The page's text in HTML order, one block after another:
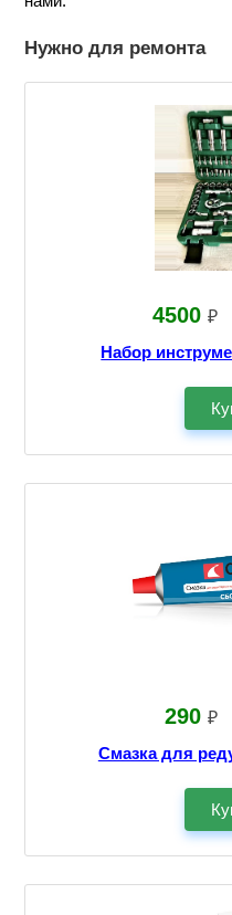
Нужно для ремонта
4500 ₽
Набор
290 ₽
Смазка для